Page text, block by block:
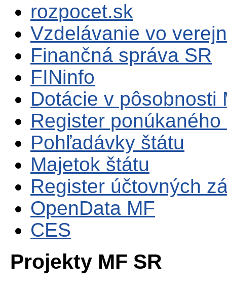
rozpocet.sk
Vzdelávanie vo
Finančná správa SR
FINinfo
Dotácie v pôsobnosti
Register
Pohľadávky štátu
Majetok štátu
Register účtovných
OpenData MF
CES
Projekty MF SR